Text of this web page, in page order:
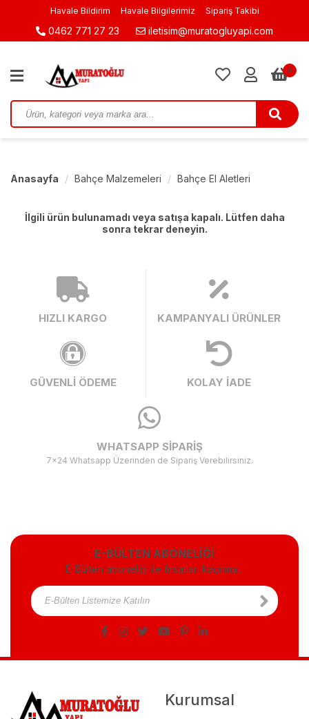
Havale Bildirim Havale Bilgilerimiz Sipariş Takibi
0462 771 27 23 iletisim@muratogluyapi.com
0
Anasayfa Bahçe Malzemeleri Bahçe El Aletleri
İlgili ürün bulunamadı veya satışa kapalı. Lütfen daha
sonra tekrar deneyin.
HIZLI KARGO KAMPANYALI ÜRÜNLER
GÜVENLİ ÖDEME KOLAY İADE
WHATSAPP SİPARİŞ
7x24 Whatsapp Üzerinden de Sipariş Verebilirsiniz.
E-BÜLTEN ABONELİĞİ
E-Bülten aboneliği ile fırsatları kaçırma...
Kurumsal